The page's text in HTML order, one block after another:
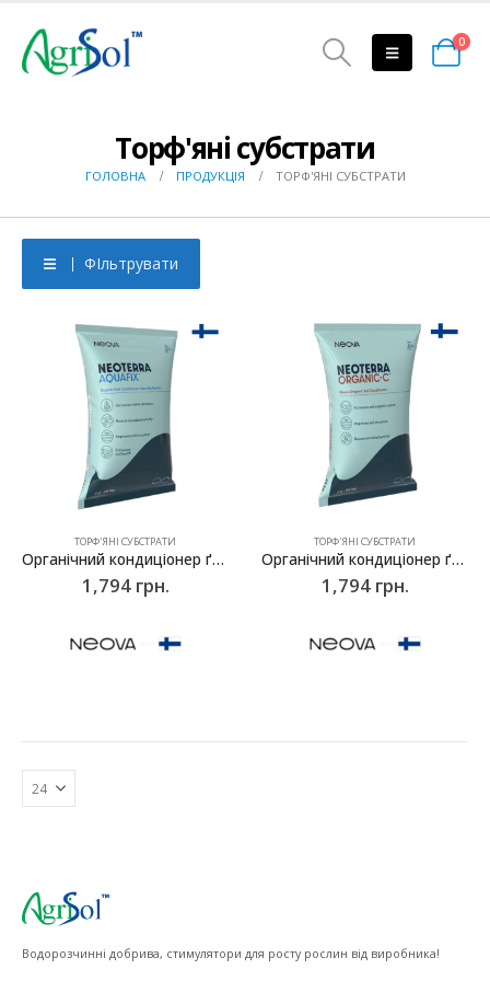
0
Торф'яні субстрати
ГОЛОВНА ПРОДУКЦІЯ ТОРФ'ЯНІ СУБСТРАТИ
ФІльтрувати
ТОРФ'ЯНІ СУБСТРАТИ
Органічний кондиціонер ґрунту NeoTerra Aqua, Neova – 25кг
1,794 грн.
ТОРФ'ЯНІ СУБСТРАТИ
Органічний кондиціонер ґрунту NeoTerra Organic‑C, Neova – 25кг
1,794 грн.
Водорозчинні добрива, стимулятори для росту рослин від виробника!